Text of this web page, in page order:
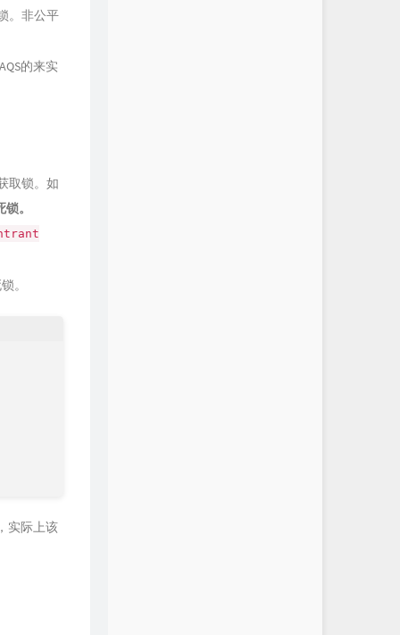
。非公平
的来实
取锁。如
。
。
实际上该